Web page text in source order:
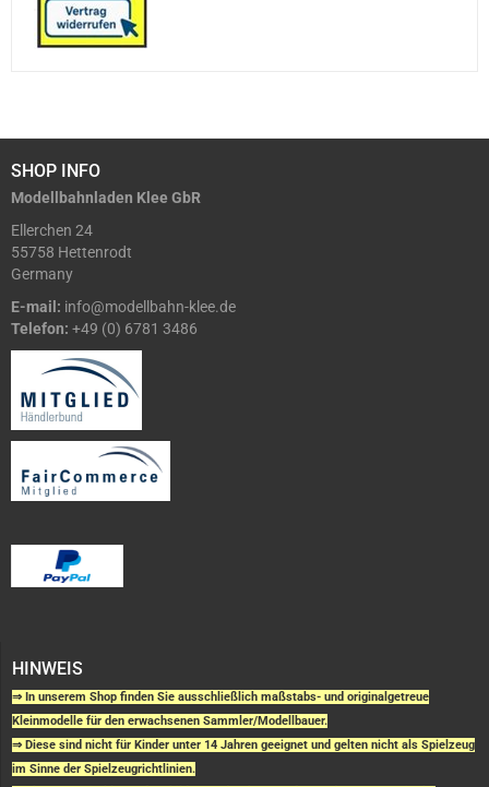
SHOP INFO
Modellbahnladen Klee GbR
Ellerchen 24
55758 Hettenrodt
Germany
E-mail: info@modellbahn-klee.de
Telefon: +49 (0) 6781 3486
HINWEIS
⇒ In unserem Shop finden Sie ausschließlich maßstabs- und originalgetreue
Kleinmodelle für den erwachsenen Sammler/Modellbauer.
⇒ Diese sind nicht für Kinder unter 14 Jahren geeignet und gelten nicht als Spielzeug
im Sinne der Spielzeugrichtlinien.